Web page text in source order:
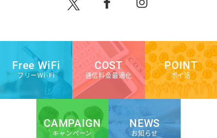
Free WiFi
フリーWi-Fi
COST
通信料金最適化
POINT
ポイ活
CAMPAIGN
キャンペーン
NEWS
お知らせ